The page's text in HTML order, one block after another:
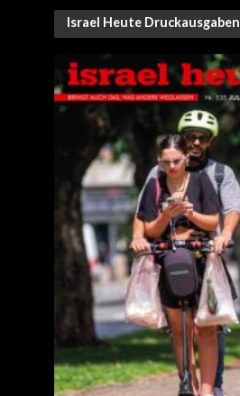
Israel Heute Druckausgaben